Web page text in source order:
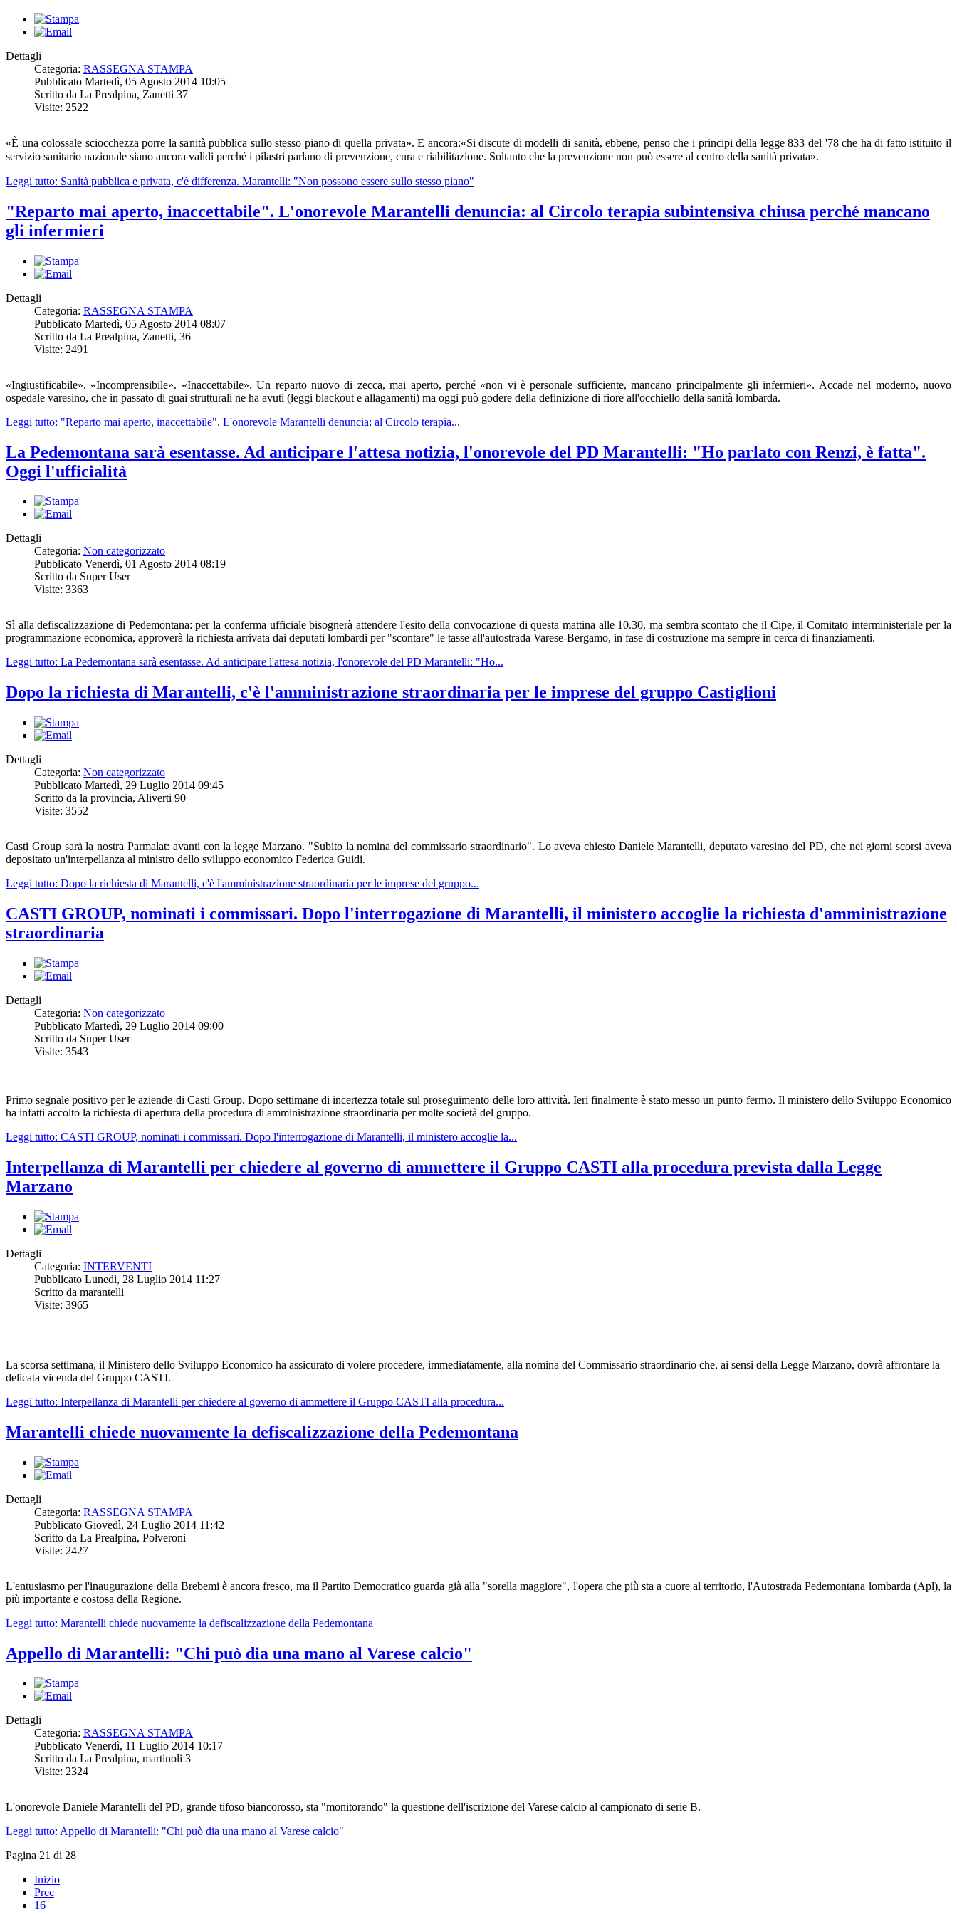
Dettagli
Categoria: RASSEGNA STAMPA
Pubblicato Martedì, 05 Agosto 2014 10:05
Scritto da La Prealpina, Zanetti 37
Visite: 2522
«È una colossale sciocchezza porre la sanità pubblica sullo stesso piano di quella privata». E ancora:«Si discute di modelli di sanità, ebbene, penso che i principi della legge 833 del '78 che ha di fatto istituito il
servizio sanitario nazionale siano ancora validi perché i pilastri parlano di prevenzione, cura e riabilitazione. Soltanto che la prevenzione non può essere al centro della sanità privata».
Leggi tutto: Sanità pubblica e privata, c'è differenza. Marantelli: "Non possono essere sullo stesso piano"
"Reparto mai aperto, inaccettabile". L'onorevole Marantelli denuncia: al Circolo terapia subintensiva chiusa perché mancano
gli infermieri
Dettagli
Categoria: RASSEGNA STAMPA
Pubblicato Martedì, 05 Agosto 2014 08:07
Scritto da La Prealpina, Zanetti, 36
Visite: 2491
«Ingiustificabile». «Incomprensibile». «Inaccettabile». Un reparto nuovo di zecca, mai aperto, perché «non vi è personale sufficiente, mancano principalmente gli infermieri». Accade nel moderno, nuovo
ospedale varesino, che in passato di guai strutturali ne ha avuti (leggi blackout e allagamenti) ma oggi può godere della definizione di fiore all'occhiello della sanità lombarda.
Leggi tutto: "Reparto mai aperto, inaccettabile". L'onorevole Marantelli denuncia: al Circolo terapia...
La Pedemontana sarà esentasse. Ad anticipare l'attesa notizia, l'onorevole del PD Marantelli: "Ho parlato con Renzi, è fatta".
Oggi l'ufficialità
Dettagli
Categoria: Non categorizzato
Pubblicato Venerdì, 01 Agosto 2014 08:19
Scritto da Super User
Visite: 3363
Sì alla defiscalizzazione di Pedemontana: per la conferma ufficiale bisognerà attendere l'esito della convocazione di questa mattina alle 10.30, ma sembra scontato che il Cipe, il Comitato interministeriale per la
programmazione economica, approverà la richiesta arrivata dai deputati lombardi per "scontare" le tasse all'autostrada Varese-Bergamo, in fase di costruzione ma sempre in cerca di finanziamenti.
Leggi tutto: La Pedemontana sarà esentasse. Ad anticipare l'attesa notizia, l'onorevole del PD Marantelli: "Ho...
Dopo la richiesta di Marantelli, c'è l'amministrazione straordinaria per le imprese del gruppo Castiglioni
Dettagli
Categoria: Non categorizzato
Pubblicato Martedì, 29 Luglio 2014 09:45
Scritto da la provincia, Aliverti 90
Visite: 3552
Casti Group sarà la nostra Parmalat: avanti con la legge Marzano. "Subito la nomina del commissario straordinario". Lo aveva chiesto Daniele Marantelli, deputato varesino del PD, che nei giorni scorsi aveva
depositato un'interpellanza al ministro dello sviluppo economico Federica Guidi.
Leggi tutto: Dopo la richiesta di Marantelli, c'è l'amministrazione straordinaria per le imprese del gruppo...
CASTI GROUP, nominati i commissari. Dopo l'interrogazione di Marantelli, il ministero accoglie la richiesta d'amministrazione
straordinaria
Dettagli
Categoria: Non categorizzato
Pubblicato Martedì, 29 Luglio 2014 09:00
Scritto da Super User
Visite: 3543
Primo segnale positivo per le aziende di Casti Group. Dopo settimane di incertezza totale sul proseguimento delle loro attività. Ieri finalmente è stato messo un punto fermo. Il ministero dello Sviluppo Economico
ha infatti accolto la richiesta di apertura della procedura di amministrazione straordinaria per molte società del gruppo.
Leggi tutto: CASTI GROUP, nominati i commissari. Dopo l'interrogazione di Marantelli, il ministero accoglie la...
Interpellanza di Marantelli per chiedere al governo di ammettere il Gruppo CASTI alla procedura prevista dalla Legge
Marzano
Dettagli
Categoria: INTERVENTI
Pubblicato Lunedì, 28 Luglio 2014 11:27
Scritto da marantelli
Visite: 3965
La scorsa settimana, il Ministero dello Sviluppo Economico ha assicurato di volere procedere, immediatamente, alla nomina del Commissario straordinario che, ai sensi della Legge Marzano, dovrà affrontare la
delicata vicenda del Gruppo CASTI.
Leggi tutto: Interpellanza di Marantelli per chiedere al governo di ammettere il Gruppo CASTI alla procedura...
Marantelli chiede nuovamente la defiscalizzazione della Pedemontana
Dettagli
Categoria: RASSEGNA STAMPA
Pubblicato Giovedì, 24 Luglio 2014 11:42
Scritto da La Prealpina, Polveroni
Visite: 2427
L'entusiasmo per l'inaugurazione della Brebemi è ancora fresco, ma il Partito Democratico guarda già alla "sorella maggiore", l'opera che più sta a cuore al territorio, l'Autostrada Pedemontana lombarda (Apl), la
più importante e costosa della Regione.
Leggi tutto: Marantelli chiede nuovamente la defiscalizzazione della Pedemontana
Appello di Marantelli: "Chi può dia una mano al Varese calcio"
Dettagli
Categoria: RASSEGNA STAMPA
Pubblicato Venerdì, 11 Luglio 2014 10:17
Scritto da La Prealpina, martinoli 3
Visite: 2324
L'onorevole Daniele Marantelli del PD, grande tifoso biancorosso, sta "monitorando" la questione dell'iscrizione del Varese calcio al campionato di serie B.
Leggi tutto: Appello di Marantelli: "Chi può dia una mano al Varese calcio"
Pagina 21 di 28
Inizio
Prec
16